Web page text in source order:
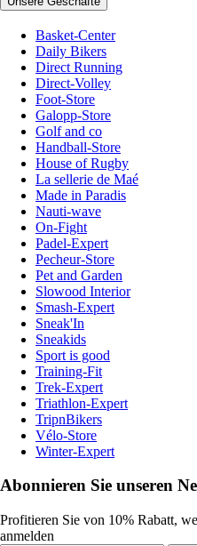
Basket-Center
Daily Bikers
Direct Running
Direct-Volley
Foot-Store
Galopp-Store
Golf and co
Handball-Store
House of Rugby
La sellerie de Maé
Made in Paradis
Nauti-wave
On-Fight
Padel-Expert
Pecheur-Store
Pet and Garden
Slowood Interior
Smash-Expert
Sneak'In
Sneakids
Sport is good
Training-Fit
Trek-Expert
Triathlon-Expert
TripnBikers
Vélo-Store
Winter-Expert
Abonnieren Sie unseren
Profitieren Sie von 10% Rabatt,
anmelden